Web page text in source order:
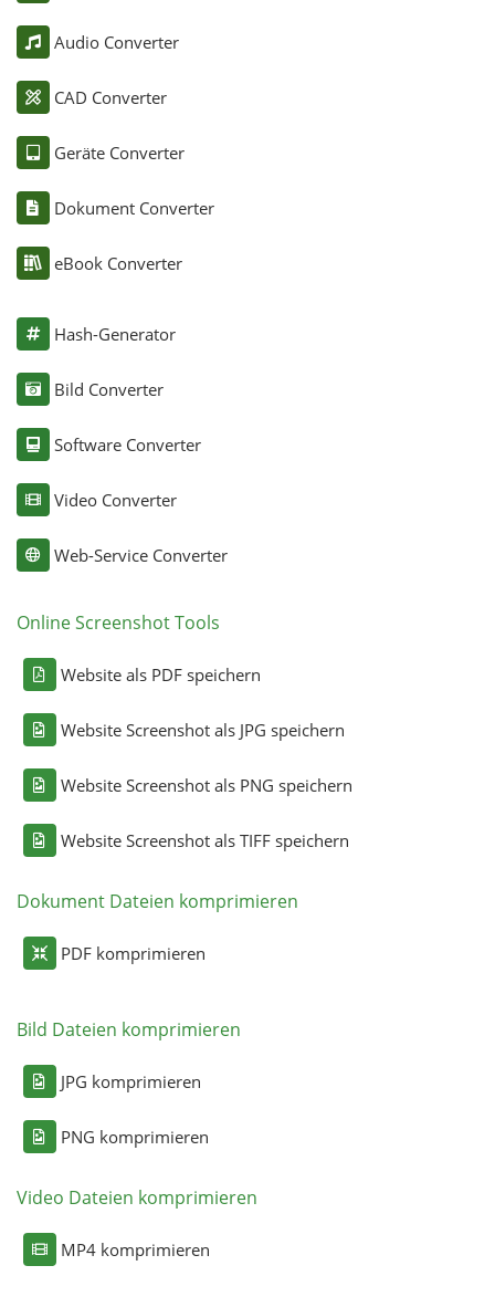
Audio Converter
CAD Converter
Geräte Converter
Dokument Converter
eBook Converter
Hash-Generator
Bild Converter
Software Converter
Video Converter
Web-Service Converter
Online Screenshot Tools
Website als PDF speichern
Website Screenshot als JPG speichern
Website Screenshot als PNG speichern
Website Screenshot als TIFF speichern
Dokument Dateien komprimieren
PDF komprimieren
Bild Dateien komprimieren
JPG komprimieren
PNG komprimieren
Video Dateien komprimieren
MP4 komprimieren